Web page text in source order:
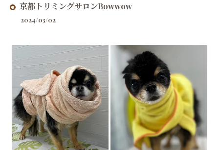
京都トリミングサロンBowwow
2024/03/02